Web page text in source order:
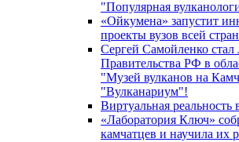
"Популярная
«Ойкумена» запустит
проекты вузов всей
Сергей Самойленко стал
Правительства РФ в
"Музей вулканов на
"Вулканариум"!
Виртуальная реальность
«Лаборатория Ключ»
камчатцев и научила их